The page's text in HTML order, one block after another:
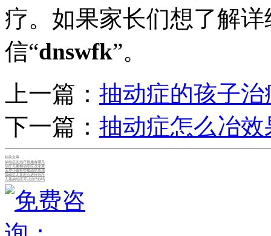
疗。如果家长们想了解
信“dnswfk”。
上一篇： 抽动症的孩子
下一篇： 抽动症怎么冶效
相关文章
抽动症的治疗措施有哪几
治疗儿童抽动症应该注意
五岁小孩有些抽动症表现
抽动症儿童怎么进行治疗
儿童抽动症可以治疗好吗